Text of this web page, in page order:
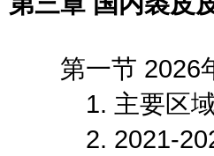
第一节 2026年
1. 主要区域
2. 2021-2025